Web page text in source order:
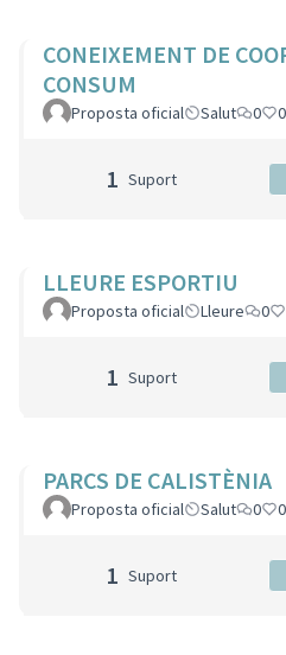
CONEIXEMENT DE
CONSUM
Proposta oficial Salut 0 0
1 Suport
LLEURE ESPORTIU
Proposta oficial Lleure 0
1 Suport
PARCS DE CALISTÈNIA
Proposta oficial Salut 0 0
1 Suport